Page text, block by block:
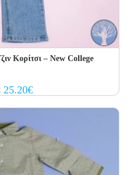
Κορίτσι – New College
Original
price
25.20€Current
price